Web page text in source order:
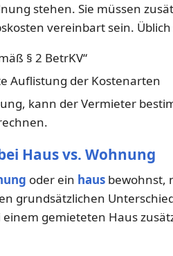
stehen. Sie müssen
vereinbart sein.
§ 2 BetrKV“
Auflistung der Kostenarten
kann der Vermieter
Haus vs. Wohnung
oder ein haus bewohnst,
grundsätzlichen
gemieteten Haus